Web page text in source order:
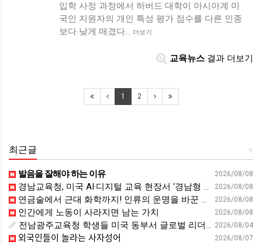
입학 사정 과정에서 하버드 대학이 아시아계 미
국인 지원자의 개인 특성 평가 점수를 다른 인종
보다 낮게 매겼다… 더보기
교육뉴스 결과 더보기
1 2
+
최근글
2026/08/08
발음을 잘해야 하는 이유
2026/08/08
경남교육청, 미국 AI·디지털 교육 현장서 ‘경남형 해법’ 찾는다 - 뉴스프리존
2026/08/08
연금술에서 근대 화학까지! 인류의 운명을 바꾼 위대한 발견 : 생각하는 청소년을 위한 과학 시리즈 2부(feat.박문호 박사)
2026/08/08
인간에게 노동이 사라지면 남는 가치
2026/08/04
전남광주교육청 학생들 미국 동부서 글로벌 리더십 체험 - 전남인터넷신문
2026/08/07
외국인들이 놀라는 사자성어